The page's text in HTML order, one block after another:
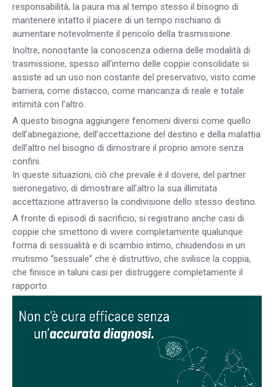
responsabilità, la paura ma al tempo stesso il bisogno di
mantenere intatto il piacere di un tempo rischiano di
aumentare notevolmente il pericolo della trasmissione.
Inoltre, nonostante la conoscenza odierna delle modalità di
trasmissione, spesso all’interno delle coppie consolidate si
assiste ad un uso non costante del preservativo, visto come
barriera, come distacco, come mancanza di reale e totale
intimità con l’altro.
A questo bisogna aggiungere fenomeni diversi come quello
dell’abnegazione, dell’accettazione del destino e della malattia
dell’altro nel bisogno di dimostrare il proprio amore senza
confini.
In queste situazioni, ciò che prevale è il dovere, del partner
sieronegativo, di dimostrare all’altro la sua illimitata
accettazione attraverso la condivisione dello stesso destino.
A fronte di episodi di sacrificio, si registrano anche casi di
coppie che smettono di vivere completamente qualunque
forma di sessualità e di scambio intimo, chiudendosi in un
mutismo “sessuale” che è distruttivo, che svilisce la coppia,
che finisce in taluni casi per distruggere completamente il
rapporto.